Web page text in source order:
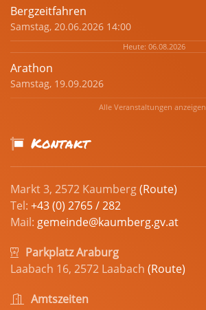
Bergzeitfahren
Samstag, 20.06.2026 14:00
Heute: 06.08.2026
Arathon
Samstag, 19.09.2026
Alle Veranstaltungen anzeigen
Kontakt
Markt 3, 2572 Kaumberg(Route)
Tel: +43 (0) 2765 / 282
Mail: gemeinde@kaumberg.gv.at
Parkplatz Araburg
Laabach 16, 2572 Laabach (Route)
Amtszeiten